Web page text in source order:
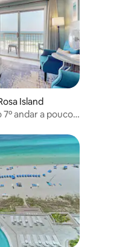
avaliações
Island
andar a poucos